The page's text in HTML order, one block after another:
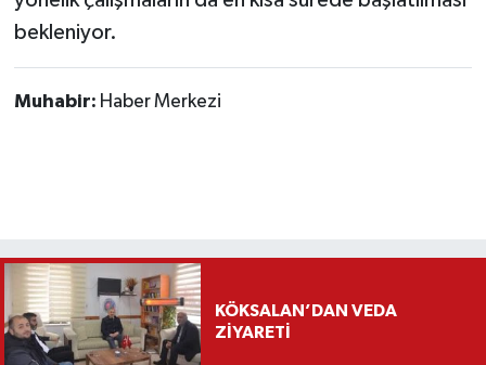
bekleniyor.
Muhabir: Haber Merkezi
KÖKSALAN’DAN VEDA
ZİYARETİ